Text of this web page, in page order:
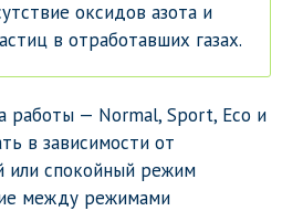
оксидов азота и
в отработавших газах.
работы — Normal, Sport, Eco и
в зависимости от
или спокойный режим
между режимами